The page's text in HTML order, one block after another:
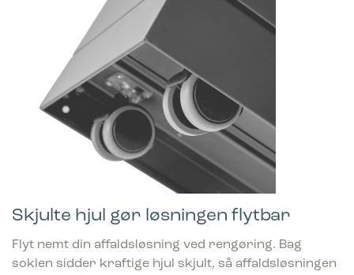
Skjulte hjul gør løsningen flytbar
Flyt nemt din affaldsløsning ved rengøring. Bag
soklen sidder kraftige hjul skjult, så affaldsløsningen